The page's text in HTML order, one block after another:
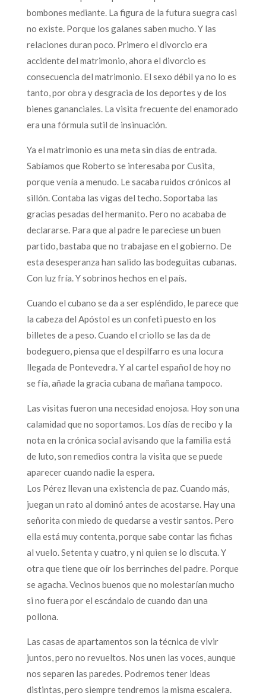
bombones mediante. La figura de la futura suegra casi
no existe. Porque los galanes saben mucho. Y las
relaciones duran poco. Primero el divorcio era
accidente del matrimonio, ahora el divorcio es
consecuencia del matrimonio. El sexo débil ya no lo es
tanto, por obra y desgracia de los deportes y de los
bienes gananciales. La visita frecuente del enamorado
era una fórmula sutil de insinuación.
Ya el matrimonio es una meta sin días de entrada.
Sabíamos que Roberto se interesaba por Cusita,
porque venía a menudo. Le sacaba ruidos crónicos al
sillón. Contaba las vigas del techo. Soportaba las
gracias pesadas del hermanito. Pero no acababa de
declararse. Para que al padre le pareciese un buen
partido, bastaba que no trabajase en el gobierno. De
esta desesperanza han salido las bodeguitas cubanas.
Con luz fría. Y sobrinos hechos en el país.
Cuando el cubano se da a ser espléndido, le parece que
la cabeza del Apóstol es un confeti puesto en los
billetes de a peso. Cuando el criollo se las da de
bodeguero, piensa que el despilfarro es una locura
llegada de Pontevedra. Y al cartel español de hoy no
se fía, añade la gracia cubana de mañana tampoco.
Las visitas fueron una necesidad enojosa. Hoy son una
calamidad que no soportamos. Los días de recibo y la
nota en la crónica social avisando que la familia está
de luto, son remedios contra la visita que se puede
aparecer cuando nadie la espera.
Los Pérez llevan una existencia de paz. Cuando más,
juegan un rato al dominó antes de acostarse. Hay una
señorita con miedo de quedarse a vestir santos. Pero
ella está muy contenta, porque sabe contar las fichas
al vuelo. Setenta y cuatro, y ni quien se lo discuta. Y
otra que tiene que oír los berrinches del padre. Porque
se agacha. Vecinos buenos que no molestarían mucho
si no fuera por el escándalo de cuando dan una
pollona.
Las casas de apartamentos son la técnica de vivir
juntos, pero no revueltos. Nos unen las voces, aunque
nos separen las paredes. Podremos tener ideas
distintas, pero siempre tendremos la misma escalera.